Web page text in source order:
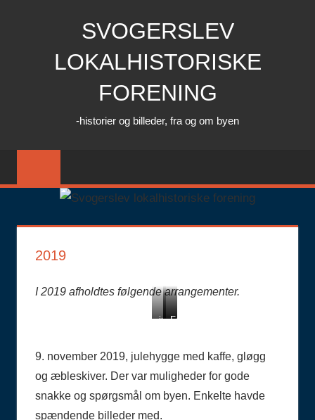
SVOGERSLEV
LOKALHISTORISKE
FORENING
-historier og billeder, fra og om byen
2019
I 2019 afholdtes følgende arrangementer.
julehygge
Foto
Hugo
Per
Foto
Foto
9. november 2019, julehygge med kaffe, gløgg
og æbleskiver. Der var muligheder for gode
snakke og spørgsmål om byen. Enkelte havde
spændende billeder med.